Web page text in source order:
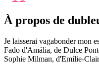
À propos de
Je laisserai vagabonder mon
Fado d'Amália, de Dulce
Sophie Milman, d'Emilie-